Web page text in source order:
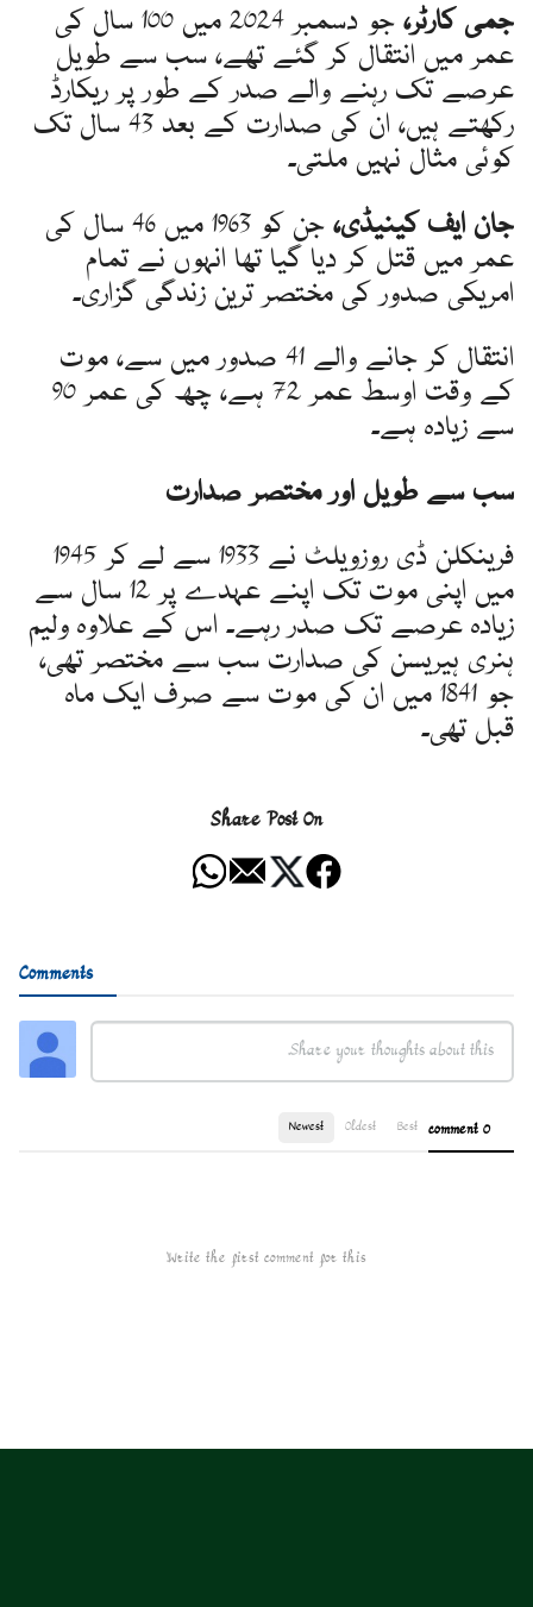
جمی کارٹر،
جو دسمبر 2024 میں 100 سال کی
عمر میں انتقال کر گئے تھے، سب سے طویل
عرصے تک رہنے والے صدر کے طور پر ریکارڈ
رکھتے ہیں، ان کی صدارت کے بعد 43 سال تک
کوئی مثال نہیں ملتی۔
جان ایف کینیڈی،
جن کو 1963 میں 46 سال کی
عمر میں قتل کر دیا گیا تھا انہوں نے تمام
امریکی صدور کی مختصر ترین زندگی گزاری۔
انتقال کر جانے والے 41 صدور میں سے، موت
کے وقت اوسط عمر 72 ہے، چھ کی عمر 90
سے زیادہ ہے۔
سب سے طویل اور مختصر صدارت
فرینکلن ڈی روزویلٹ نے 1933 سے لے کر 1945
میں اپنی موت تک اپنے عہدے پر 12 سال سے
زیادہ عرصے تک صدر رہے۔ اس کے علاوہ ولیم
ہنری ہیریسن کی صدارت سب سے مختصر تھی،
جو 1841 میں ان کی موت سے صرف ایک ماہ
قبل تھی۔
Share Post On
Comments
0 comment
Best
Oldest
Newest
Write the first comment for this!